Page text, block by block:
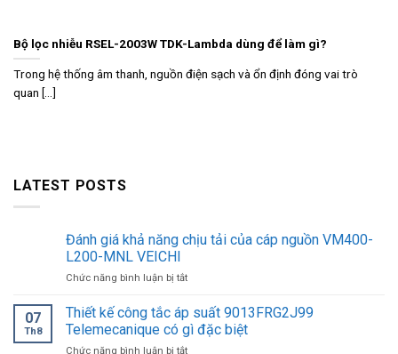
Bộ lọc nhiễu RSEL-2003W TDK-Lambda dùng để làm gì?
Trong hệ thống âm thanh, nguồn điện sạch và ổn định đóng vai trò
quan [...]
LATEST POSTS
Đánh giá khả năng chịu tải của cáp nguồn VM400-
L200-MNL VEICHI
Chức năng bình luận bị tắtở
giá
khả
năng
07
Th8
Thiết kế công tắc áp suất 9013FRG2J99
Telemecanique có gì đặc biệt
Chức năng bình luận bị tắtở